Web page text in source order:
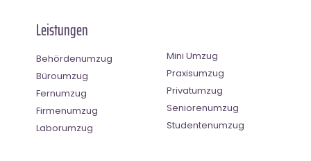
Leistungen
Behördenumzug
Büroumzug
Fernumzug
Firmenumzug
Laborumzug
Mini Umzug
Praxisumzug
Privatumzug
Seniorenumzug
Studentenumzug